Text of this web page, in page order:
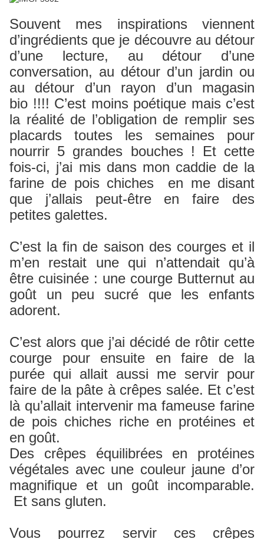
Souvent mes inspirations viennent
d’ingrédients que je découvre au détour
d’une lecture, au détour d’une
conversation, au détour d’un jardin ou
au détour d’un rayon d’un magasin
bio !!!! C’est moins poétique mais c’est
la réalité de l’obligation de remplir ses
placards toutes les semaines pour
nourrir 5 grandes bouches ! Et cette
fois-ci, j’ai mis dans mon caddie de la
farine de pois chiches en me disant
que j’allais peut-être en faire des
petites galettes.
C’est la fin de saison des courges et il
m’en restait une qui n’attendait qu’à
être cuisinée : une courge Butternut au
goût un peu sucré que les enfants
adorent.
C’est alors que j’ai décidé de rôtir cette
courge pour ensuite en faire de la
purée qui allait aussi me servir pour
faire de la pâte à crêpes salée. Et c’est
là qu’allait intervenir ma fameuse farine
de pois chiches riche en protéines et
en goût.
Des crêpes équilibrées en protéines
végétales avec une couleur jaune d’or
magnifique et un goût incomparable.
Et sans gluten.
Vous pourrez servir ces crêpes